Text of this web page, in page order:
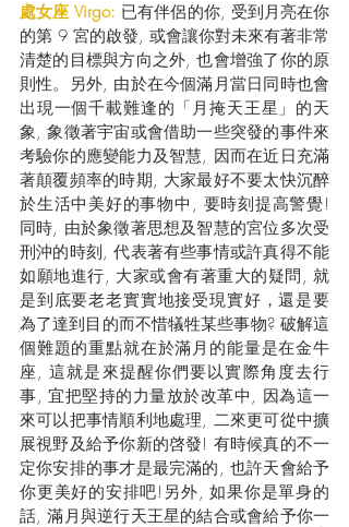
處女座 Virgo: 已有伴侶的你, 受到月亮在你
的第 9 宮的啟發, 或會讓你對未來有著非常
清楚的目標與方向之外, 也會增強了你的原
則性。另外, 由於在今個滿月當日同時也會
出現一個千載難逢的「月掩天王星」的天
象, 象徵著宇宙或會借助一些突發的事件來
考驗你的應變能力及智慧, 因而在近日充滿
著顛覆頻率的時期, 大家最好不要太快沉醉
於生活中美好的事物中, 要時刻提高警覺!
同時, 由於象徵著思想及智慧的宮位多次受
刑沖的時刻, 代表著有些事情或許真得不能
如願地進行, 大家或會有著重大的疑問, 就
是到底要老老實實地接受現實好，還是要
為了達到目的而不惜犠牲某些事物? 破解這
個難題的重點就在於滿月的能量是在金牛
座, 這就是來提醒你們要以實際角度去行
事, 宜把堅持的力量放於改革中, 因為這一
來可以把事情順利地處理, 二來更可從中擴
展視野及給予你新的啓發! 有時候真的不一
定你安排的事才是最完滿的, 也許天會給予
你更美好的安排吧!另外, 如果你是單身的
話, 滿月與逆行天王星的結合或會給予你一